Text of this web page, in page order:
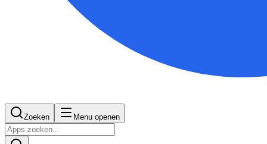
Zoeken Menu openen